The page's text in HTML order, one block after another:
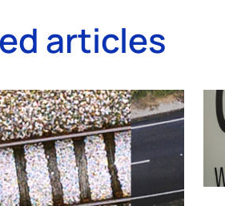
articles